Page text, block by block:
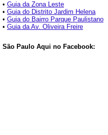
• Guia da Zona Leste
• Guia do Distrito Jardim Helena
• Guia do Bairro Parque Paulistano
• Guia da Av. Oliveira Freire
São Paulo Aqui no Facebook: